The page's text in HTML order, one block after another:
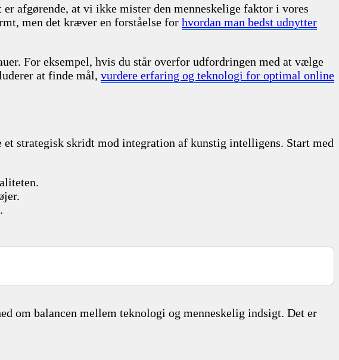
afgørende, at vi ikke mister den menneskelige faktor i vores
men det kræver en forståelse for hvordan man bedst udnytter
For eksempel, hvis du står overfor udfordringen med at vælge
at finde mål, vurdere erfaring og teknologi for optimal online
et strategisk skridt mod integration af kunstig intelligens. Start med
om balancen mellem teknologi og menneskelig indsigt. Det er